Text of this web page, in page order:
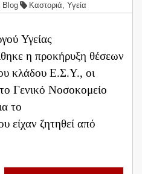
Blog Καστοριά,Υγεία
Υγείας
η προκήρυξη θέσεων
κλάδου Ε.Σ.Υ., οι
Γενικό Νοσοκομείο
το
είχαν ζητηθεί από